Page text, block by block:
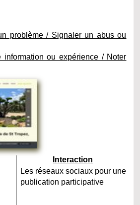
problème / Signaler un abus ou
information ou expérience / Noter
Interaction
Les réseaux sociaux pour une
publication participative